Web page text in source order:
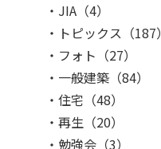
JIA （4）
トピックス （187）
フォト （27）
一般建築 （84）
住宅 （48）
再生 （20）
勉強会 （3）